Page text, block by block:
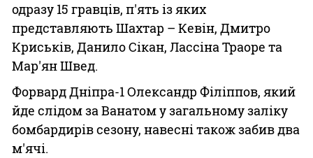
одразу 15 гравців, п'ять із яких
представляють Шахтар – Кевін, Дмитро
Криськів, Данило Сікан, Лассіна Траоре та
Мар'ян Швед.
Форвард Дніпра-1 Олександр Філіппов, який
йде слідом за Ванатом у загальному заліку
бомбардирів сезону, навесні також забив два
м'ячі.